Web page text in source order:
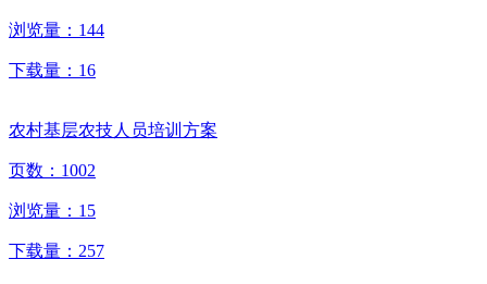
浏览量： 144
下载量： 16
农村基层农技人员培训方案
页数： 1002
浏览量： 15
下载量： 257